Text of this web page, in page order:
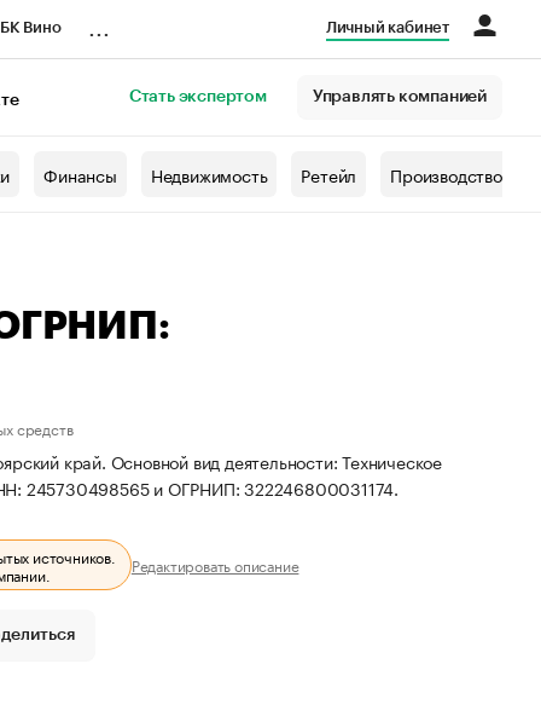
Вино Личный кабинет
Стать экспертом Управлять компанией
Финансы Недвижимость Ретейл Производство
ОГРНИП:
средств
край. Основной вид деятельности: Техническое
245730498565 и ОГРНИП: 322246800031174.
источников.
Редактировать описание